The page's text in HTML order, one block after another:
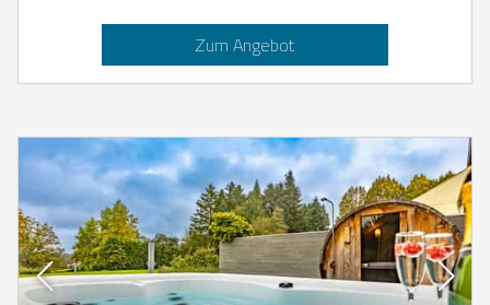
Zum Angebot